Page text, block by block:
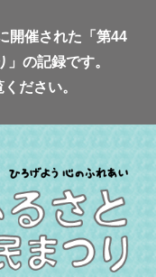
開催された「第44
の記録です。
ください。